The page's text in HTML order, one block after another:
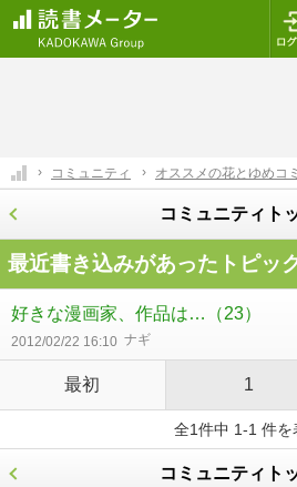
コミュニティ オススメの花とゆめコ
コミュニティト
最近書き込みがあったトピッ
好きな漫画家、作品は… （23）
2012/02/22 16:10 ナギ
最初 1
全1件中 1-1 件を
コミュニティト